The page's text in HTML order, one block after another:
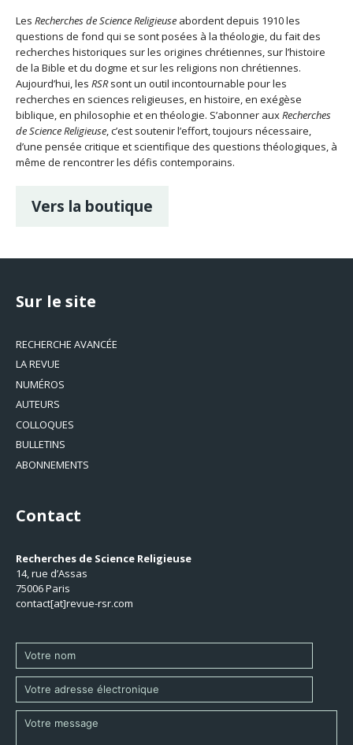
Les Recherches de Science Religieuse abordent depuis 1910 les
questions de fond qui se sont posées à la théologie, du fait des
recherches historiques sur les origines chrétiennes, sur l’histoire
de la Bible et du dogme et sur les religions non chrétiennes.
Aujourd’hui, les RSRsont un outil incontournable pour les
recherches en sciences religieuses, en histoire, en exégèse
biblique, en philosophie et en théologie. S’abonner auxRecherches
de Science Religieuse, c’est soutenir l’effort, toujours nécessaire,
d’une pensée critique et scientifique des questions théologiques, à
même de rencontrer les défis contemporains.
Vers la boutique
Sur le site
RECHERCHE AVANCÉE
LA REVUE
NUMÉROS
AUTEURS
COLLOQUES
BULLETINS
ABONNEMENTS
Contact
Recherches de Science Religieuse
14, rue d’Assas
75006 Paris
contact[at]revue-rsr.com